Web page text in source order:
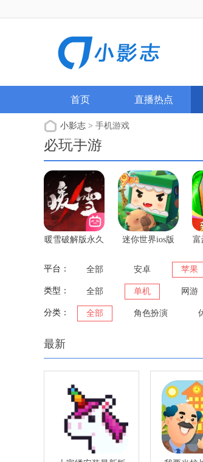
首页 直播热点
小影志 > 手机游戏
必玩手游
暖雪破解版永久
迷你世界ios版
富
平台： 全部 安卓 苹果
类型： 全部 单机 网游
分类： 全部 角色扮演
最新